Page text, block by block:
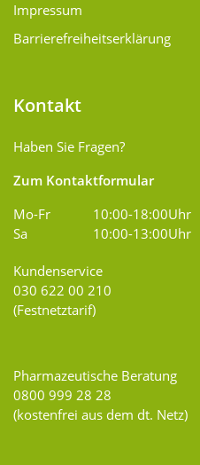
Impressum
Barrierefreiheitserklärung
Kontakt
Haben Sie Fragen?
Zum Kontaktformular
Mo-Fr
10:00-18:00Uhr
Sa
10:00-13:00Uhr
Kundenservice
030 622 00 210
(Festnetztarif)
Pharmazeutische Beratung
0800 999 28 28
(kostenfrei aus dem dt. Netz)